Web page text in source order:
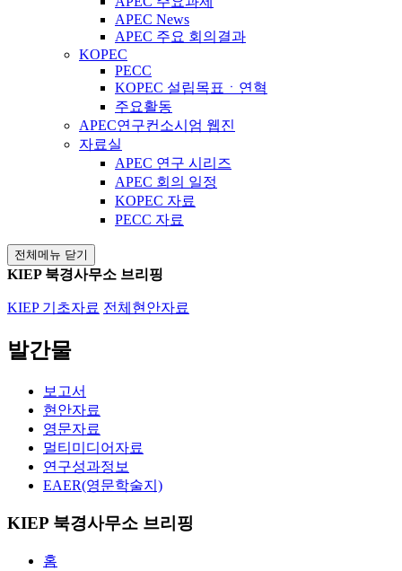
APEC News
APEC 주요 회의결과
KOPEC
PECC
KOPEC 설립목표ㆍ연혁
주요활동
APEC연구컨소시엄 웹진
자료실
APEC 연구 시리즈
APEC 회의 일정
KOPEC 자료
PECC 자료
전체메뉴 닫기
KIEP 북경사무소 브리핑
KIEP 기초자료 전체현안자료
발간물
보고서
현안자료
영문자료
멀티미디어자료
연구성과정보
EAER(영문학술지)
KIEP 북경사무소 브리핑
홈